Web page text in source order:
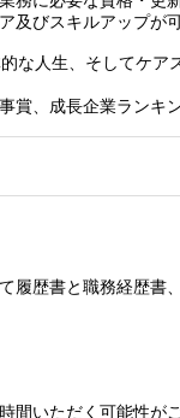
及びスキルアップが可
な人生、そしてケア
賞、成長企業ランキ
履歴書と職務経歴書
間いただく可能性が